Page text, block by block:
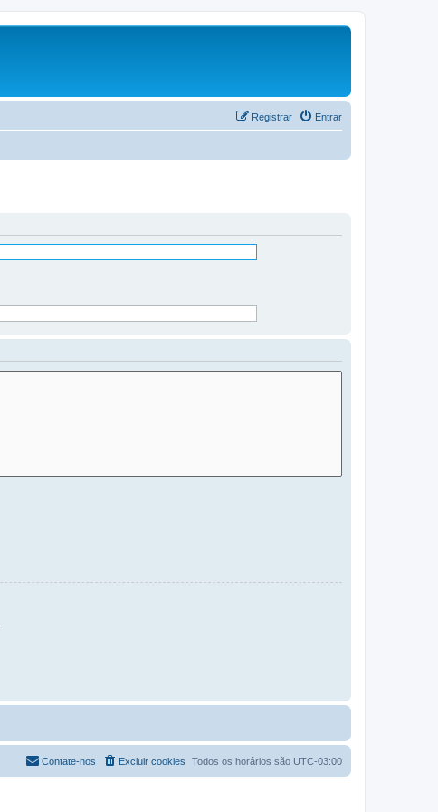
Entrar
Registrar
Todos os horários são UTC-03:00
Excluir cookies
Contate-nos